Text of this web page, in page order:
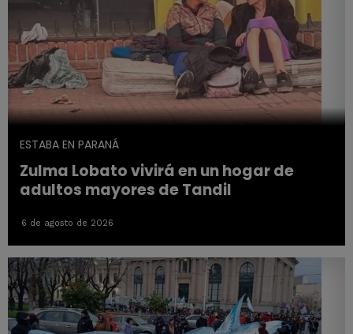
ESTABA EN PARANÁ
Zulma Lobato vivirá en un hogar de
adultos mayores de Tandil
6 de agosto de 2026